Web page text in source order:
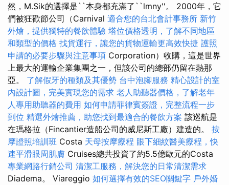
然，M.Sik的選擇是``本身都充滿了``lmny''。 2000年，它
們被狂歡節公司（Carnival 適合您的台北會計事務所 新竹
外燴，提供獨特的餐飲體驗 塔位價格透明，了解不同地區
和類型的價格 找貨運行，讓您的貨物運輸更高效快捷 護照
申請的必要步驟與注意事項 Corporation）收購，這是世界
上最大的運輸企業集團之一，但該公司的總部仍留在熱那
亞。 了解假牙的種類及其優勢 台中泡腳服務 精心設計的室
內設計圖，完美實現您的需求 老人助聽器價格，了解老年
人專用助聽器的費用 如何申請菲律賓簽證，完整流程一步
到位 精選外燴推薦，助您找到最適合的餐飲方案 該巡航是
在瑪格拉（Fincantier造船公司的威尼斯工廠）建造的。 按
摩證照培訓班 Costa 天母按摩療程 眼下細紋醫美療程，快
速平滑眼周肌膚 Cruises總共投資了約5.5億歐元的Costa
專業網路行銷公司 清潔工服務，解決您的日常清潔需求
Diadema。 Viareggio 如何選擇有效的SEO關鍵字 戶外婚